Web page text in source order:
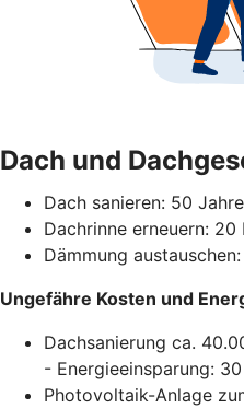
Dach und
Dach sanieren: 50 Jahre
Dachrinne erneuern:
Dämmung
Ungefähre Kosten und
Dachsanierung ca.
- Energieeinsparung:
Photovoltaik-Anlage